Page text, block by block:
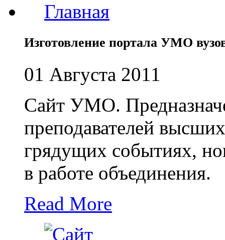
Изготовление портала УМО
01 Августа 2011
Сайт УМО.
преподавателей
грядущих событиях,
в работе объединения.
Read More